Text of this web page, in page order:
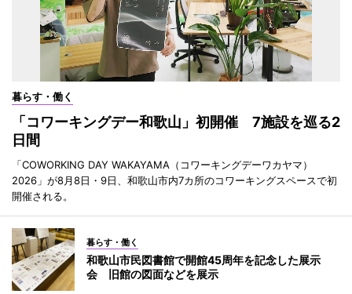
暮らす・働く
「コワーキングデー和歌山」初開催 7施設を巡る2
日間
「COWORKING DAY WAKAYAMA（コワーキングデーワカヤマ）
2026」が8月8日・9日、和歌山市内7カ所のコワーキングスペースで初
開催される。
暮らす・働く
和歌山市民図書館で開館45周年を記念した展示
会 旧館の図面などを展示